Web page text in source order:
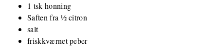
1 tsk honning
Saften fra ½ citron
salt
friskkværnet peber